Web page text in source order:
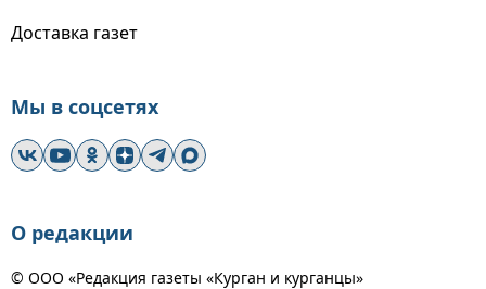
Доставка газет
Мы в соцсетях
О редакции
© ООО «Редакция газеты «Курган и курганцы»